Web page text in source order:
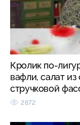
Кролик по-
вафли, салат
стручковой
2872